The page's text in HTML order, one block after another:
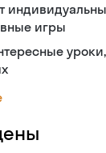
игры